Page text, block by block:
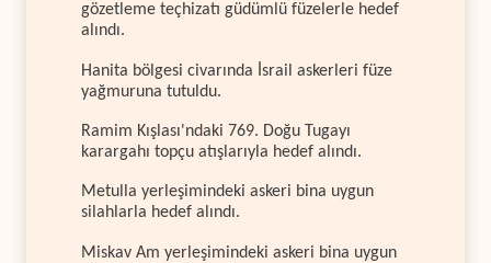
gözetleme teçhizatı güdümlü füzelerle hedef
alındı.
Hanita bölgesi civarında İsrail askerleri füze
yağmuruna tutuldu.
Ramim Kışlası'ndaki 769. Doğu Tugayı
karargahı topçu atışlarıyla hedef alındı.
Metulla yerleşimindeki askeri bina uygun
silahlarla hedef alındı.
Miskav Am yerleşimindeki askeri bina uygun